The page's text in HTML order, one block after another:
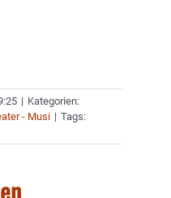
| Kategorien:
- Musi | Tags: